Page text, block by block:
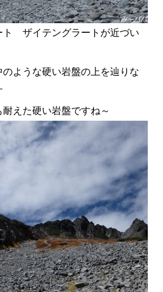
ト ザイテングラートが近づい
ような硬い岩盤の上を辿りな
えた硬い岩盤ですね～